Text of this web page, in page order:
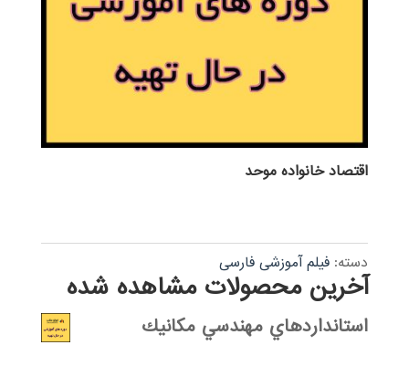
اقتصاد خانواده موحد
دسته: فیلم آموزشی فارسی
آخرین محصولات مشاهده شده
استانداردهاي مهندسي مكانيك